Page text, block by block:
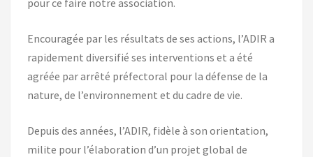
Encouragée par les résultats de ses actions, l’ADIR a
rapidement diversifié ses interventions et a été
agréée par arrêté préfectoral pour la défense de la
nature, de l’environnement et du cadre de vie.
Depuis des années, l’ADIR, fidèle à son orientation,
milite pour l’élaboration d’un projet global de